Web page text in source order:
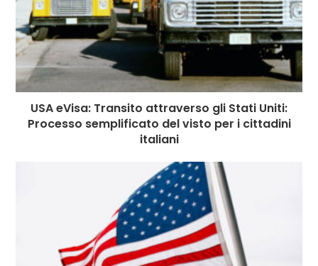
USA eVisa: Transito attraverso gli Stati Uniti:
Processo semplificato del visto per i cittadini
italiani